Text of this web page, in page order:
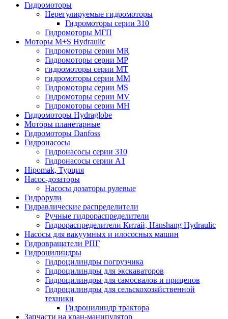
Гидромоторы
Нерегулируемые гидромоторы
Гидромоторы серии 310
Гидромоторы МГП
Моторы M+S Hydraulic
Гидромоторы серии MR
Гидромоторы серии MP
гидромоторы серии MT
гидромоторы серии MM
Гидромоторы серии MS
Гидромоторы серии MV
Гидромоторы серии MH
Гидромоторы Hydraglobe
Моторы планетарные
Гидромоторы Danfoss
Гидронасосы
Гидронасосы серии 310
Гидронасосы серии А1
Hipomak, Турция
Насос-дозаторы
Насосы дозаторы рулевые
Гидрорули
Гидравлические распределители
Ручные гидрораспределители
Гидрораспределители Китай, Hanshang Hydraulic
Насосы для вакуумных и илососных машин
Гидровращатели РПГ
Гидроцилиндры
Гидроцилиндры погрузчика
Гидроцилиндры для экскаваторов
Гидроцилиндры для самосвалов и прицепов
Гидроцилиндры для сельскохозяйственной
техники
Гидроцилиндр трактора
Запчасти на кран-манипулятор